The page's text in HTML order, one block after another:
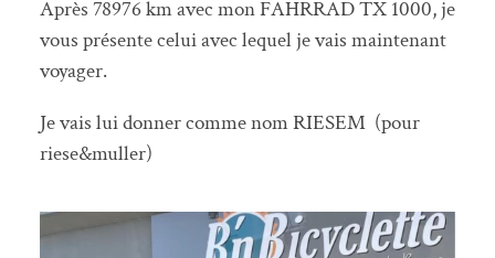
Après 78976 km avec mon FAHRRAD TX 1000, je
vous présente celui avec lequel je vais maintenant
voyager.
Je vais lui donner comme nom RIESEM (pour
riese&muller)